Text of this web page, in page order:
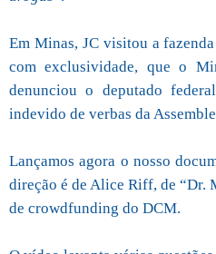
Em Minas, JC visitou a
com exclusividade, que o
denunciou o deputado
indevido de verbas da
Lançamos agora o nosso
direção é de Alice Riff, de “Dr.
de crowdfunding do DCM.